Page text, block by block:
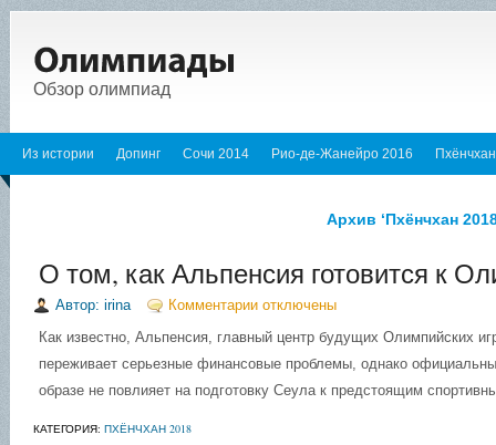
Обзор олимпиад
Из истории Допинг Сочи 2014 Рио-де-Жанейро 2016
Архив ‘Пхёнчхан
О том, как Альпенсия готовится к
Автор: irina
Комментарии отключены
Как известно, Альпенсия, главный центр будущих Олимпийских
переживает серьезные финансовые проблемы, однако
образе не повлияет на подготовку Сеула к предстоящим
КАТЕГОРИЯ: ПХЁНЧХАН 2018